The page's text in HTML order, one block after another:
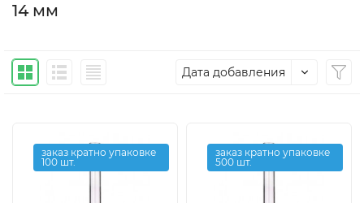
14 мм
Дата добавления
заказ кратно упаковке
100 шт.
заказ кратно упаковке
500 шт.